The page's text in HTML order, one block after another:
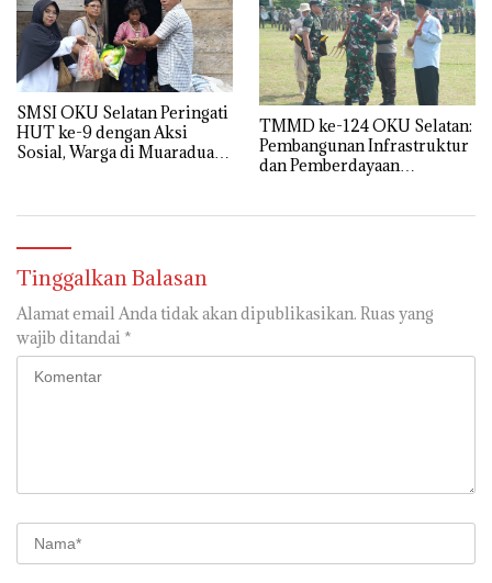
SMSI OKU Selatan Peringati
HUT ke-9 dengan Aksi
Sosial, Warga di Muaradua
TMMD ke-124 OKU Selatan:
Pembangunan Infrastruktur
dan Pemberdayaan
Tinggalkan Balasan
Alamat email Anda tidak akan dipublikasikan. Ruas yang
wajib ditandai *